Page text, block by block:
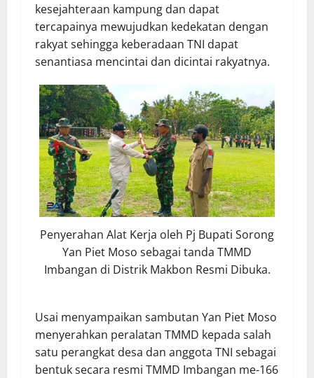
kesejahteraan kampung dan dapat
tercapainya mewujudkan kedekatan dengan
rakyat sehingga keberadaan TNI dapat
senantiasa mencintai dan dicintai rakyatnya.
Penyerahan Alat Kerja oleh Pj Bupati Sorong
Yan Piet Moso sebagai tanda TMMD
Imbangan di Distrik Makbon Resmi Dibuka.
Usai menyampaikan sambutan Yan Piet Moso
menyerahkan peralatan TMMD kepada salah
satu perangkat desa dan anggota TNI sebagai
bentuk secara resmi TMMD Imbangan me-166